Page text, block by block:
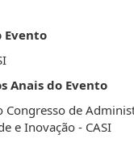
Evento
Anais do Evento
Congresso de
e Inovação - CASI